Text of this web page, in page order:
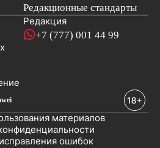
Редакционные стандарты
Редакция
+7 (777) 001 44 99
новостей
ошибок
материалов